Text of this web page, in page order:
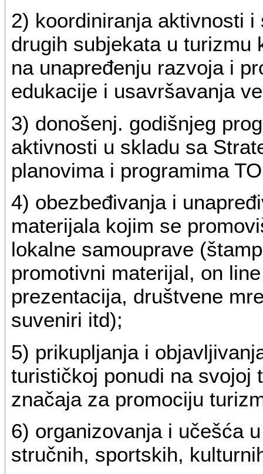
2) koordiniranja aktivnosti
drugih subjekata u turizmu
na unapređenju razvoja i
edukacije i usavršavanja
3) donošenj. godišnjeg
aktivnosti u skladu sa
planovima i programima
4) obezbeđivanja i
materijala kojim se
lokalne samouprave
promotivni materijal, on
prezentacija, društvene
suveniri itd);
5) prikupljanja i
turističkoj ponudi na svojoj
značaja za promociju
6) organizovanja i učešća
stručnih, sportskih,